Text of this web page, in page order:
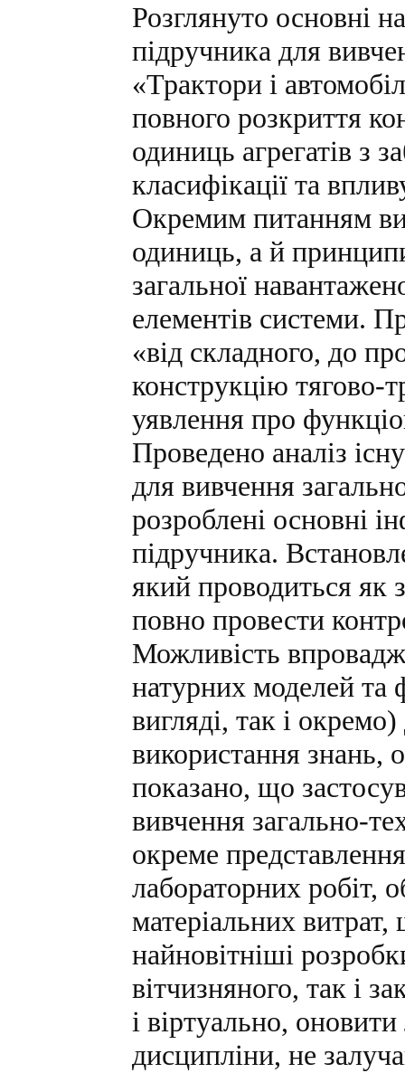
Розглянуто основні
підручника для
«Трактори і
повного розкриття
одиниць агрегатів з
класифікації та
Окремим питанням
одиниць, а й
загальної
елементів системи.
«від складного, до
конструкцію тягово-
уявлення про
Проведено аналіз
для вивчення
розроблені основні
підручника.
який проводиться як
повно провести
Можливість
натурних моделей та
вигляді, так і
використання знань,
показано, що
вивчення загально-
окреме
лабораторних робіт,
матеріальних
найновітніші
вітчизняного, так і
і віртуально,
дисципліни, не